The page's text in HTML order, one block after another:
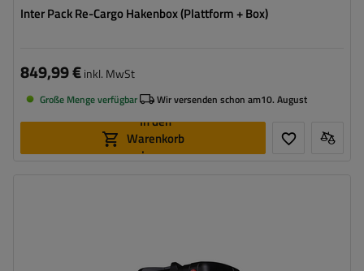
Inter Pack Re-Cargo Hakenbox (Plattform + Box)
849,99 €inkl. MwSt
Große Menge verfügbar Wir versenden schon am10. August
In den
Warenkorb
legen
ermöglicht den Zugang zum Kofferraum